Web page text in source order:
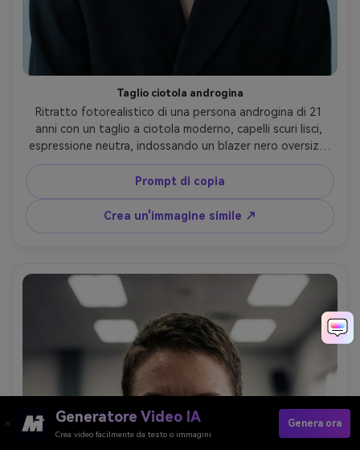
Taglio ciotola androgina
Ritratto fotorealistico di una persona androgina di 21
anni con un taglio a ciotola moderno, capelli scuri lisci,
espressione neutra, indossando un blazer nero oversize,
studio minimalista con sfondo blu pallido, luce superiore
morbida e riempimento sottile, Canon EOS R3, 85mm
f/1.4, cornice simmetrica, umore pulito e avanguardista,
bordi realistici dei capelli e pori della pelle, messa a fuoco
nitida, alta risoluzione, gradazione editoriale cool- -ar 4:5
Prompt di copia
Crea un'immagine simile ↗
Generatore Video IA
Crea video facilmente da testo o immagini
Genera ora